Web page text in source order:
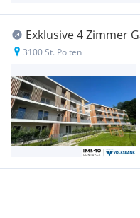
Exklusive 4 Zimmer
3100 St. Pölten